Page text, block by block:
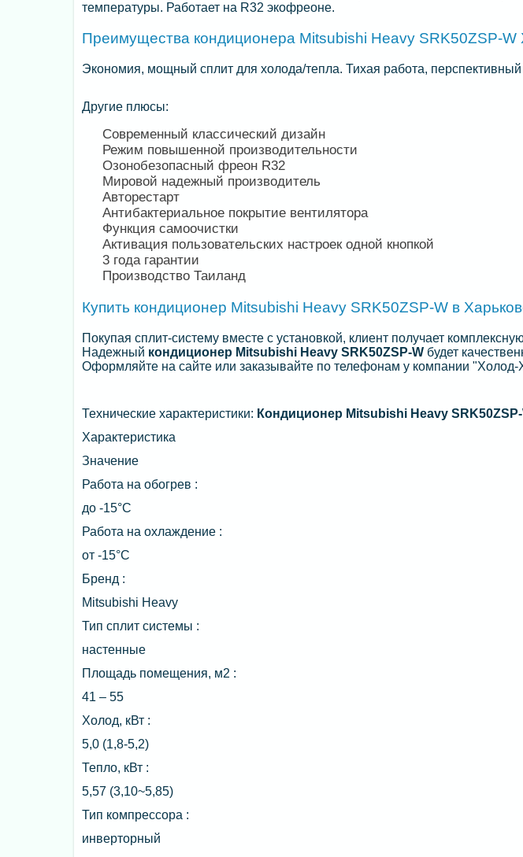
температуры. Работает на R32 экофреоне.
Преимущества кондиционера Mitsubishi Heavy SRK50ZSP-W
Экономия, мощный сплит для холода/тепла. Тихая работа,
Другие плюсы:
Современный классический дизайн
Режим повышенной производительности
Озонобезопасный фреон R32
Мировой надежный производитель
Авторестарт
Антибактериальное покрытие вентилятора
Функция самоочистки
Активация пользовательских настроек одной кнопкой
3 года гарантии
Производство Таиланд
Купить кондиционер Mitsubishi Heavy SRK50ZSP-W в
Покупая сплит-систему вместе с установкой, клиент получает
Надежный кондиционер Mitsubishi Heavy SRK50ZSP-W будет
Оформляйте на сайте или заказывайте по телефонам у компании "Холод-
Технические характеристики: Кондиционер Mitsubishi Heavy
Характеристика
Значение
Работа на обогрев :
до -15°C
Работа на охлаждение :
от -15°C
Бренд :
Mitsubishi Heavy
Тип сплит системы :
настенные
Площадь помещения, м2 :
41 – 55
Холод, кВт :
5,0 (1,8-5,2)
Тепло, кВт :
5,57 (3,10~5,85)
Тип компрессора :
инверторный